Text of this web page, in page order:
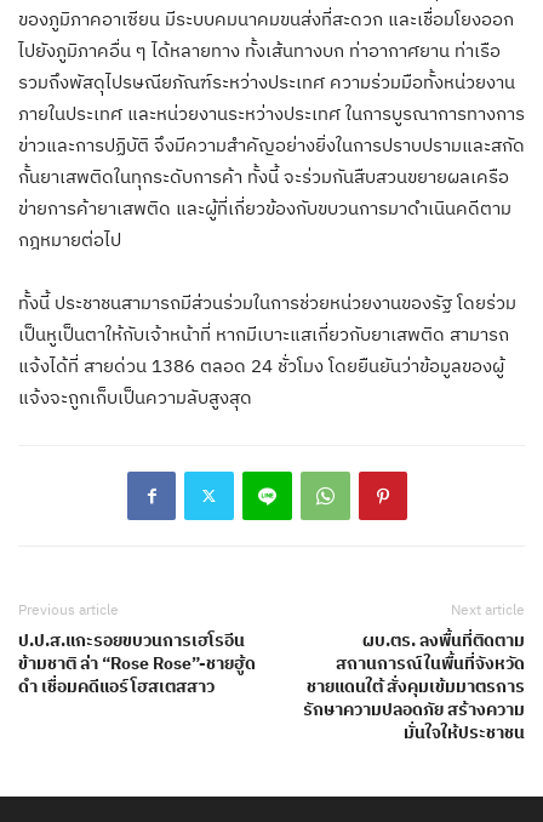
ของภูมิภาคอาเซียน มีระบบคมนาคมขนส่งที่สะดวก และเชื่อมโยงออก
ไปยังภูมิภาคอื่น ๆ ได้หลายทาง ทั้งเส้นทางบก ท่าอากาศยาน ท่าเรือ
รวมถึงพัสดุไปรษณียภัณฑ์ระหว่างประเทศ ความร่วมมือทั้งหน่วยงาน
ภายในประเทศ และหน่วยงานระหว่างประเทศ ในการบูรณาการทางการ
ข่าวและการปฏิบัติ จึงมีความสำคัญอย่างยิ่งในการปราบปรามและสกัด
กั้นยาเสพติดในทุกระดับการค้า ทั้งนี้ จะร่วมกันสืบสวนขยายผลเครือ
ข่ายการค้ายาเสพติด และผู้ที่เกี่ยวข้องกับขบวนการมาดำเนินคดีตาม
กฎหมายต่อไป
ทั้งนี้ ประชาชนสามารถมีส่วนร่วมในการช่วยหน่วยงานของรัฐ โดยร่วม
เป็นหูเป็นตาให้กับเจ้าหน้าที่ หากมีเบาะแสเกี่ยวกับยาเสพติด สามารถ
แจ้งได้ที่ สายด่วน 1386 ตลอด 24 ชั่วโมง โดยยืนยันว่าข้อมูลของผู้
แจ้งจะถูกเก็บเป็นความลับสูงสุด
Previous article
ป.ป.ส.แกะรอยขบวนการเฮโรอีน
ข้ามชาติ ล่า “Rose Rose”-ชายฮู้ด
ดำ เชื่อมคดีแอร์โฮสเตสสาว
Next article
ผบ.ตร. ลงพื้นที่ติดตาม
สถานการณ์ในพื้นที่จังหวัด
ชายแดนใต้ สั่งคุมเข้มมาตรการ
รักษาความปลอดภัย สร้างความ
มั่นใจให้ประชาชน